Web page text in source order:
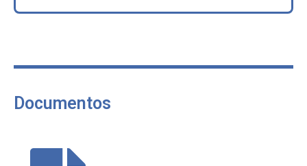
Documentos